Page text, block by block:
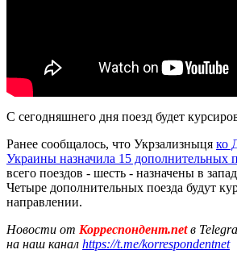
С сегодняшнего дня поезд будет
Ранее сообщалось, что Укрзализныця ко
Украины назначила 15 дополнительных
всего поездов - шесть - назначены в
Четыре дополнительных поезда будут
направлении.
Новости от Корреспондент.netв
на наш канал https://t.me/korrespondentnet